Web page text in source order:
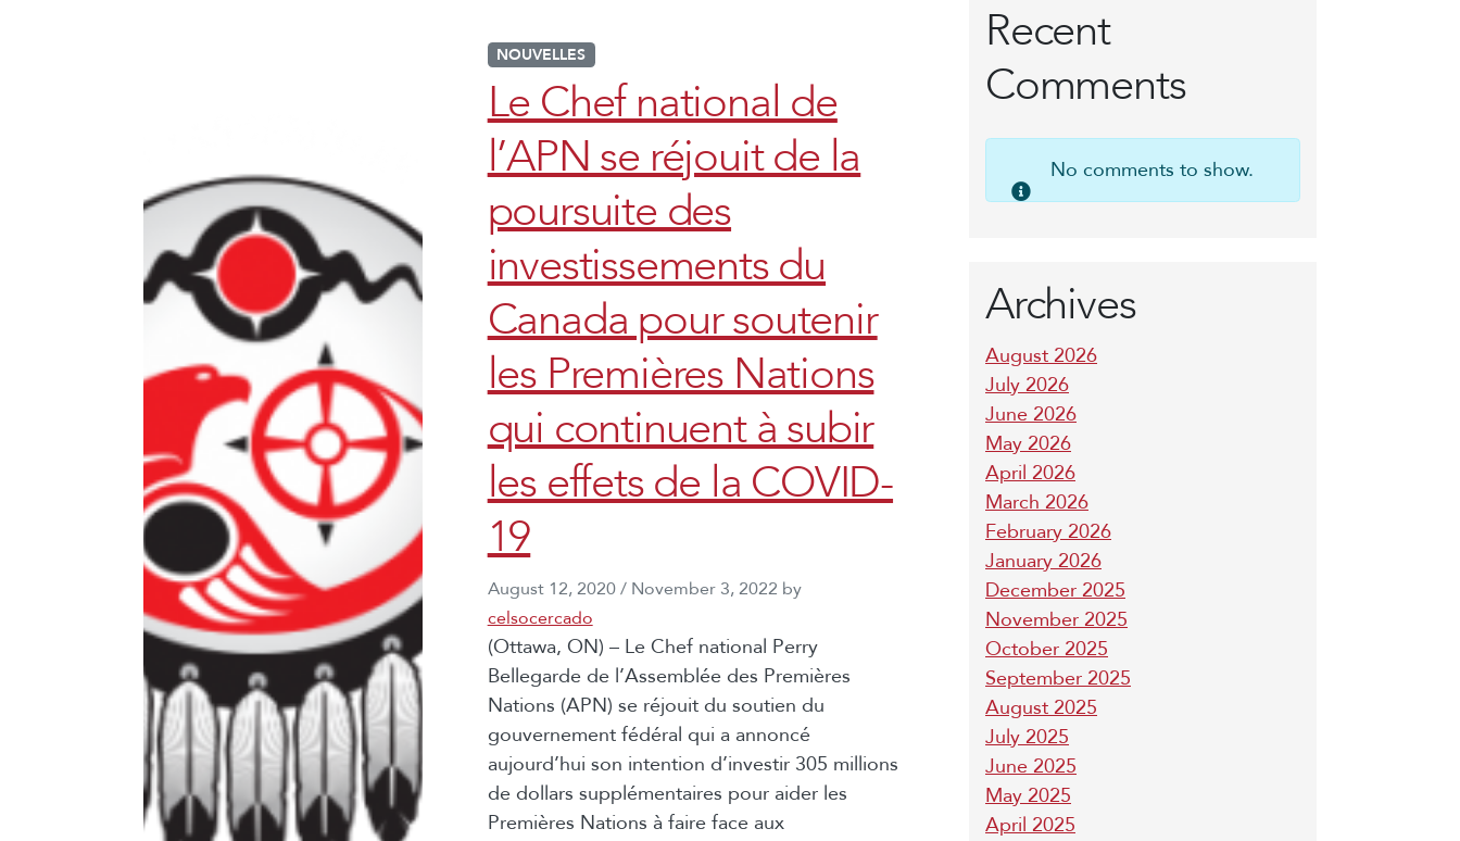
NOUVELLES
Le Chef national de
l’APN se réjouit de la
poursuite des
investissements du
Canada pour soutenir
les Premières Nations
qui continuent à subir
les effets de la COVID-
19
August 12, 2020/ November 3, 2022 by
celsocercado
(Ottawa, ON) – Le Chef national Perry
Bellegarde de l’Assemblée des Premières
Nations (APN) se réjouit du soutien du
gouvernement fédéral qui a annoncé
aujourd’hui son intention d’investir 305 millions
de dollars supplémentaires pour aider les
Premières Nations à faire face aux
Recent
Comments
No comments to show.
Archives
August 2026
July 2026
June 2026
May 2026
April 2026
March 2026
February 2026
January 2026
December 2025
November 2025
October 2025
September 2025
August 2025
July 2025
June 2025
May 2025
April 2025